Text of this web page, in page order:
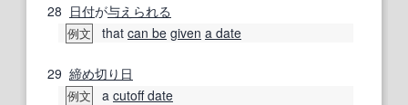
28 日付が与えられる
例文 that can be given a date
29 締め切り日
例文 a cutoff date